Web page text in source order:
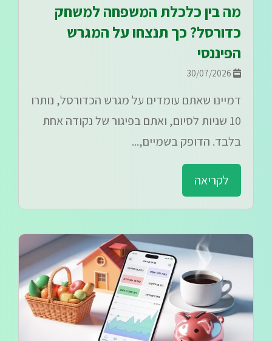
מה בין כלכלת המשפחה למשחק
כדורסל? כך תנצחו על המגרש
הפיננסי
דמיינו שאתם עומדים על מגרש הכדורסל, נותרו
10 שניות לסיום, ואתם בפיגור של נקודה אחת
בלבד. הדופק בשמיים,...
לקריאה